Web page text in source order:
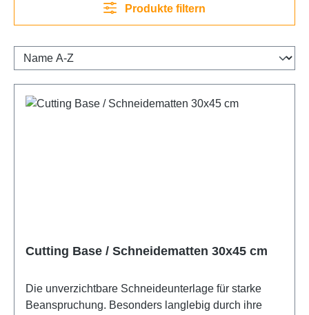
Produkte filtern
Cutting Base / Schneidematten 30x45 cm
Die unverzichtbare Schneideunterlage für starke
Beanspruchung. Besonders langlebig durch ihre